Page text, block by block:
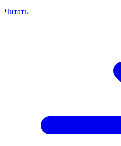
Читать